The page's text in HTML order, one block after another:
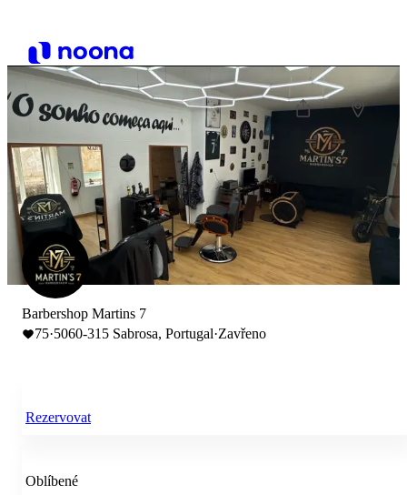
Barbershop Martins 7
75·5060-315 Sabrosa, Portugal·Zavřeno
Rezervovat
Oblíbené